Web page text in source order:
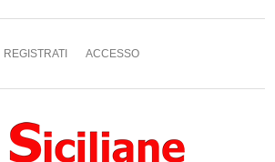
REGISTRATI ACCESSO